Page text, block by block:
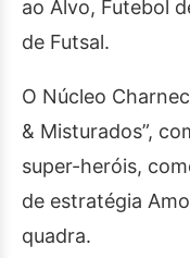
ao Alvo, Futebol
de Futsal.
O Núcleo
& Misturados”,
super-heróis,
de estratégia
quadra.